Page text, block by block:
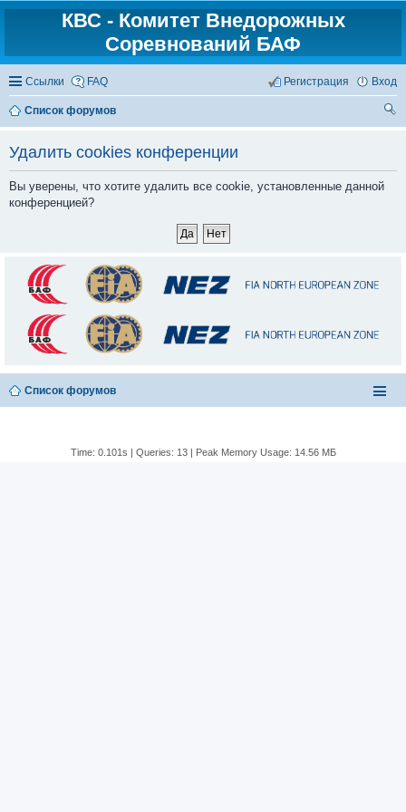
КВС - Комитет Внедорожных
Соревнований БАФ
Ссылки FAQ Вход
Регистрация
Список форумов
Удалить cookies конференции
Вы уверены, что хотите удалить все cookie, установленные данной
конференцией?
Список форумов
Time: 0.101s | Queries: 13| Peak Memory Usage: 14.56 МБ